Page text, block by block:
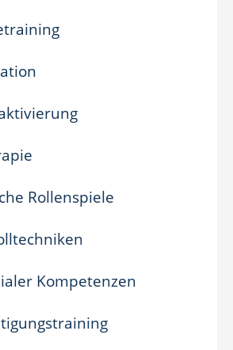
Rollenspiele
Kompetenzen